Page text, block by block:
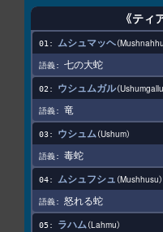
《ティ
ムシュマッヘ Mushnahhu
七の大蛇
ウシュムガル Ushumgallu
竜
ウシュム Ushum
毒蛇
ムシュフシュ Mushhusu
怒れる蛇
ラハム Lahmu